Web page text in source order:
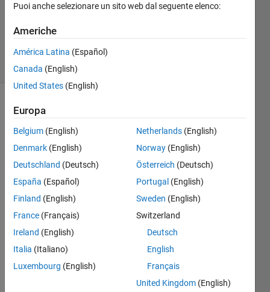
Tim
857
solvers
9 likes
Given
vector
x,
calculate
alternating
sum
   y = x(1) - x(2) + x(3) - x(4) + ...
Puoi anche selezionare un sito web dal seguente elenco:
Americhe
América Latina (Español)
Canada (English)
United States (English)
Europa
Belgium (English)
Denmark (English)
Deutschland (Deutsch)
España (Español)
Finland (English)
France (Français)
Ireland (English)
Italia (Italiano)
Luxembourg (English)
Netherlands (English)
Norway (English)
Österreich (Deutsch)
Portugal (English)
Sweden (English)
Switzerland
Deutsch
English
Français
United Kingdom (English)